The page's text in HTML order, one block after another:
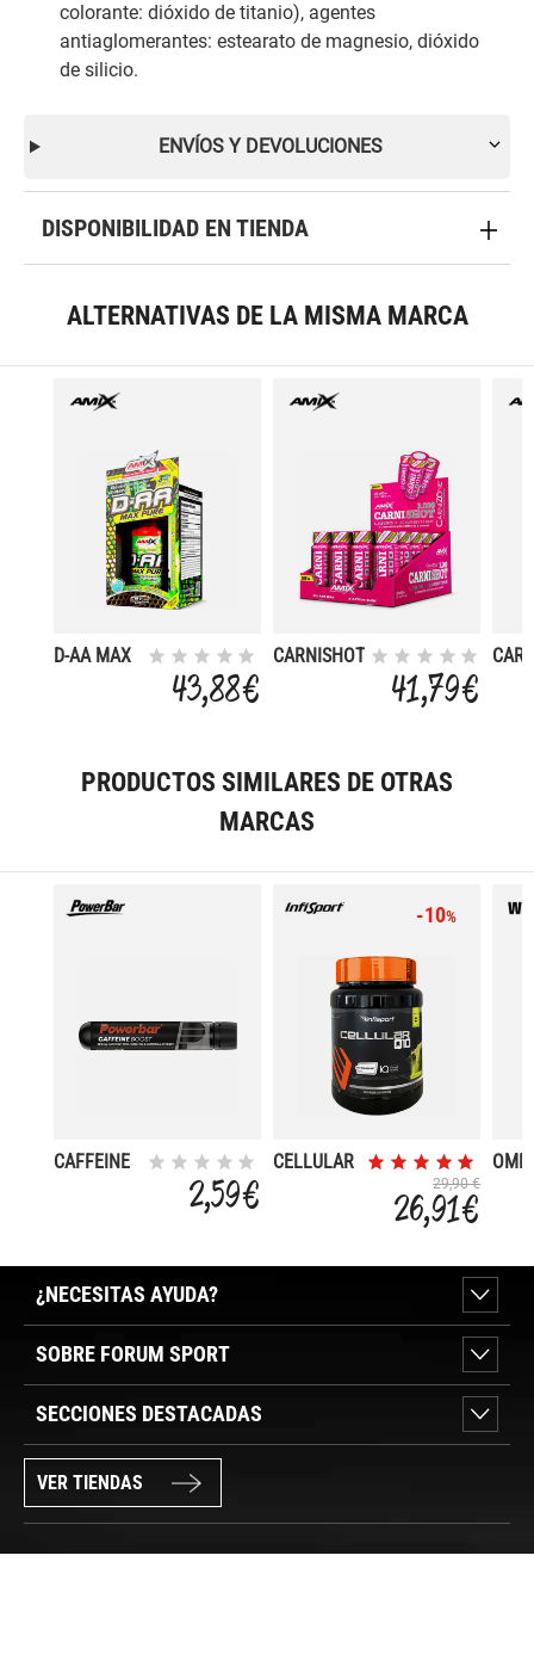
colorante: dióxido de titanio), agentes
antiaglomerantes: estearato de magnesio, dióxido
de silicio.
ENVÍOS Y DEVOLUCIONES
DISPONIBILIDAD EN TIENDA
ALTERNATIVAS DE LA MISMA MARCA
D-AA MAX
43,88 €
CARNISHOT
41,79 €
PRODUCTOS SIMILARES DE OTRAS
MARCAS
CAFFEINE
2,59 €
-10%
CELLULAR
29,90 €
26,91 €
¿NECESITAS AYUDA?
SOBRE FORUM SPORT
SECCIONES DESTACADAS
VER TIENDAS